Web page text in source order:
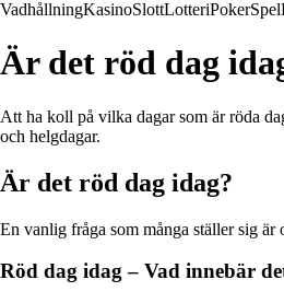
VadhållningKasinoSlottLotteriPokerSpel
Är det röd dag
Att ha koll på vilka dagar som är röda
och helgdagar.
Är det röd dag idag?
En vanlig fråga som många ställer sig
Röd dag idag – Vad innebär